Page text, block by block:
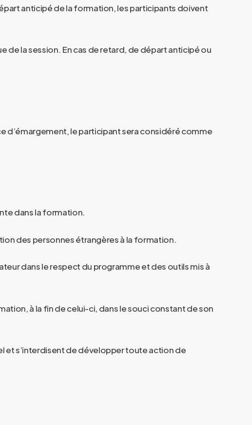
anticipé de la formation, les participants doivent
de la session. En cas de retard, de départ anticipé ou
d’émargement, le participant sera considéré comme
dans la formation.
des personnes étrangères à la formation.
dans le respect du programme et des outils mis à
à la fin de celui-ci, dans le souci constant de son
et s’interdisent de développer toute action de